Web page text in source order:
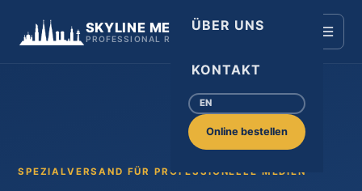
SKYLINE MEDIA
PROFESSIONAL RECORDING MEDIA
ÜBER UNS
KONTAKT
EN
Online bestellen
SPEZIALVERSAND FÜR PROFESSIONELLE MEDIEN